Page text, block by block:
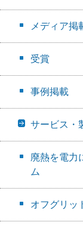
メディア掲
受賞
事例掲載
サービス・
廃熱を電力
ム
オフグリッ